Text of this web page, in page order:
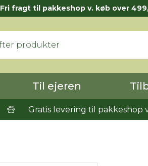
Fri fragt til pakkeshop v. køb over
Til ejeren
Gratis levering til pakkeshop